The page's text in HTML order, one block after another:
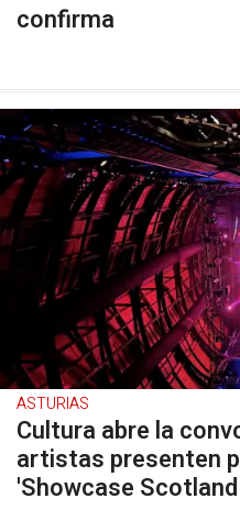
confirma
ASTURIAS
Cultura abre la
artistas presenten
'Showcase